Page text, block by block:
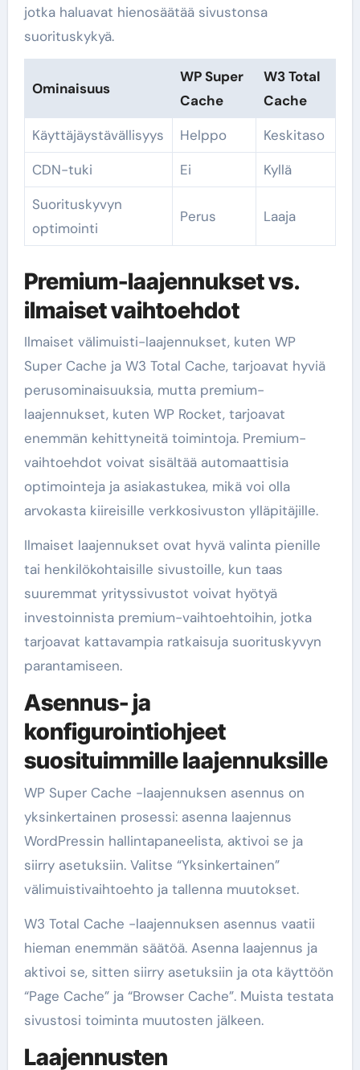
jotka haluavat hienosäätää sivustonsa
suorituskykyä.
Ominaisuus
WP Super
Cache
W3 Total
Cache
Käyttäjäystävällisyys
Helppo
Keskitaso
CDN-tuki
Ei
Kyllä
Suorituskyvyn
optimointi
Perus Laaja
Premium-laajennukset vs.
ilmaiset vaihtoehdot
Ilmaiset välimuisti-laajennukset, kuten WP
Super Cache ja W3 Total Cache, tarjoavat hyviä
perusominaisuuksia, mutta premium-
laajennukset, kuten WP Rocket, tarjoavat
enemmän kehittyneitä toimintoja. Premium-
vaihtoehdot voivat sisältää automaattisia
optimointeja ja asiakastukea, mikä voi olla
arvokasta kiireisille verkkosivuston ylläpitäjille.
Ilmaiset laajennukset ovat hyvä valinta pienille
tai henkilökohtaisille sivustoille, kun taas
suuremmat yrityssivustot voivat hyötyä
investoinnista premium-vaihtoehtoihin, jotka
tarjoavat kattavampia ratkaisuja suorituskyvyn
parantamiseen.
Asennus- ja
konfigurointiohjeet
suosituimmille laajennuksille
WP Super Cache -laajennuksen asennus on
yksinkertainen prosessi: asenna laajennus
WordPressin hallintapaneelista, aktivoi se ja
siirry asetuksiin. Valitse “Yksinkertainen”
välimuistivaihtoehto ja tallenna muutokset.
W3 Total Cache -laajennuksen asennus vaatii
hieman enemmän säätöä. Asenna laajennus ja
aktivoi se, sitten siirry asetuksiin ja ota käyttöön
“Page Cache” ja “Browser Cache”. Muista testata
sivustosi toiminta muutosten jälkeen.
Laajennusten